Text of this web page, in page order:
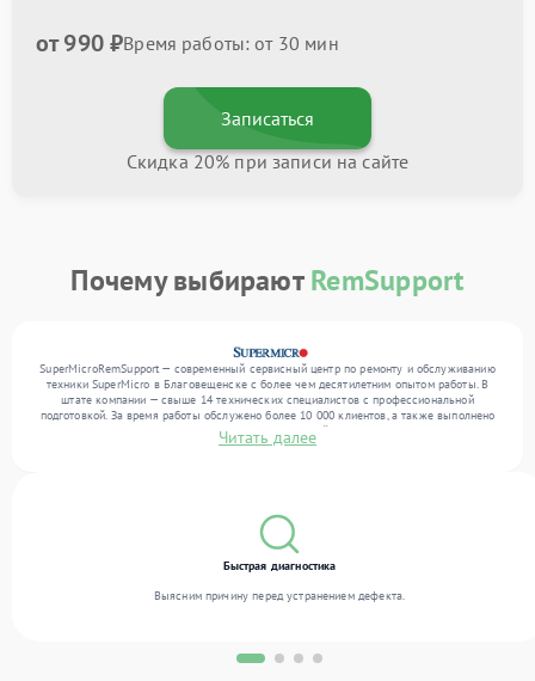
от 990 ₽Время работы: от 30 мин
Записаться
Скидка 20% при записи на сайте
Почему выбираютRemSupport
SuperMicroRemSupport — современный сервисный центр по ремонту и обслуживанию
техники SuperMicro в Благовещенске с более чем десятилетним опытом работы. В
штате компании — свыше 14 технических специалистов с профессиональной
подготовкой. За время работы обслужено более 10 000 клиентов, а также выполнено
свыше 12 000 ремонтов. Ежемесячно в сервисный центр поступает более 300
устройств, включая , , . Мы беремся за задачи любой сложности и гарантируем
Читать далее
Быстрая диагностика
Выясним причину перед устранением дефекта.